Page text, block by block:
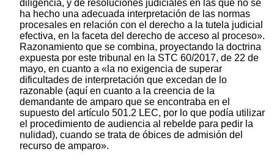
diligencia, y de resoluciones judiciales en las que no se
ha hecho una adecuada interpretación de las normas
procesales en relación con el derecho a la tutela judicial
efectiva, en la faceta del derecho de acceso al proceso».
Razonamiento que se combina, proyectando la doctrina
expuesta por este tribunal en la STC 60/2017, de 22 de
mayo, en cuanto a «la no exigencia de superar
dificultades de interpretación que excedan de lo
razonable (aquí en cuanto a la creencia de la
demandante de amparo que se encontraba en el
supuesto del artículo 501.2 LEC, por lo que podía utilizar
el procedimiento de audiencia al rebelde para pedir la
nulidad), cuando se trata de óbices de admisión del
recurso de amparo».